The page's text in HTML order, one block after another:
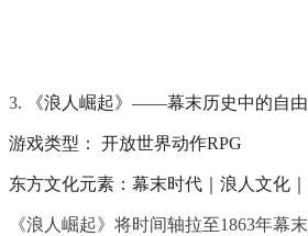
3. 《浪人崛起》——幕末历史中的自由
游戏类型： 开放世界动作RPG
东方文化元素：幕末时代｜浪人文化
《浪人崛起》将时间轴拉至1863年